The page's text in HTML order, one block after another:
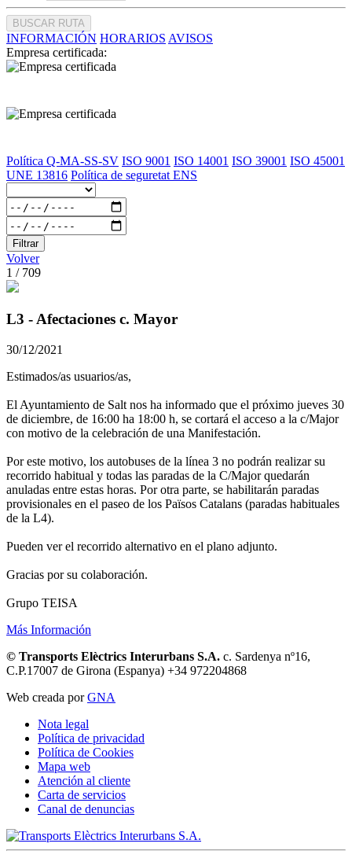
BUSCAR RUTA
INFORMACIÓN HORARIOS AVISOS
Empresa certificada:
Política Q-MA-SS-SV ISO 9001 ISO 14001 ISO 39001 ISO 45001
UNE 13816 Política de seguretat ENS
Filtrar
Volver
1 / 709
L3 - Afectaciones c. Mayor
30/12/2021
Estimados/as usuarios/as,
El Ayuntamiento de Salt nos ha informado que el próximo jueves 30
de diciembre, de 16:00 ha 18:00 h, se cortará el acceso a la c/Major
con motivo de la celebración de una Manifestación.
Por este motivo, los autobuses de la línea 3 no podrán realizar su
recorrido habitual y todas las paradas de la C/Major quedarán
anuladas entre estas horas. Por otra parte, se habilitarán paradas
provisionales en el paseo de los Països Catalans (paradas habituales
de la L4).
Pueden ver el recorrido alternativo en el plano adjunto.
Gracias por su colaboración.
Grupo TEISA
Más Información
© Transports Elèctrics Interurbans S.A. c. Sardenya nº16,
C.P.17007 de Girona (Espanya) +34 972204868
Web creada porGNA
Nota legal
Política de privacidad
Política de Cookies
Mapa web
Atención al cliente
Carta de servicios
Canal de denuncias